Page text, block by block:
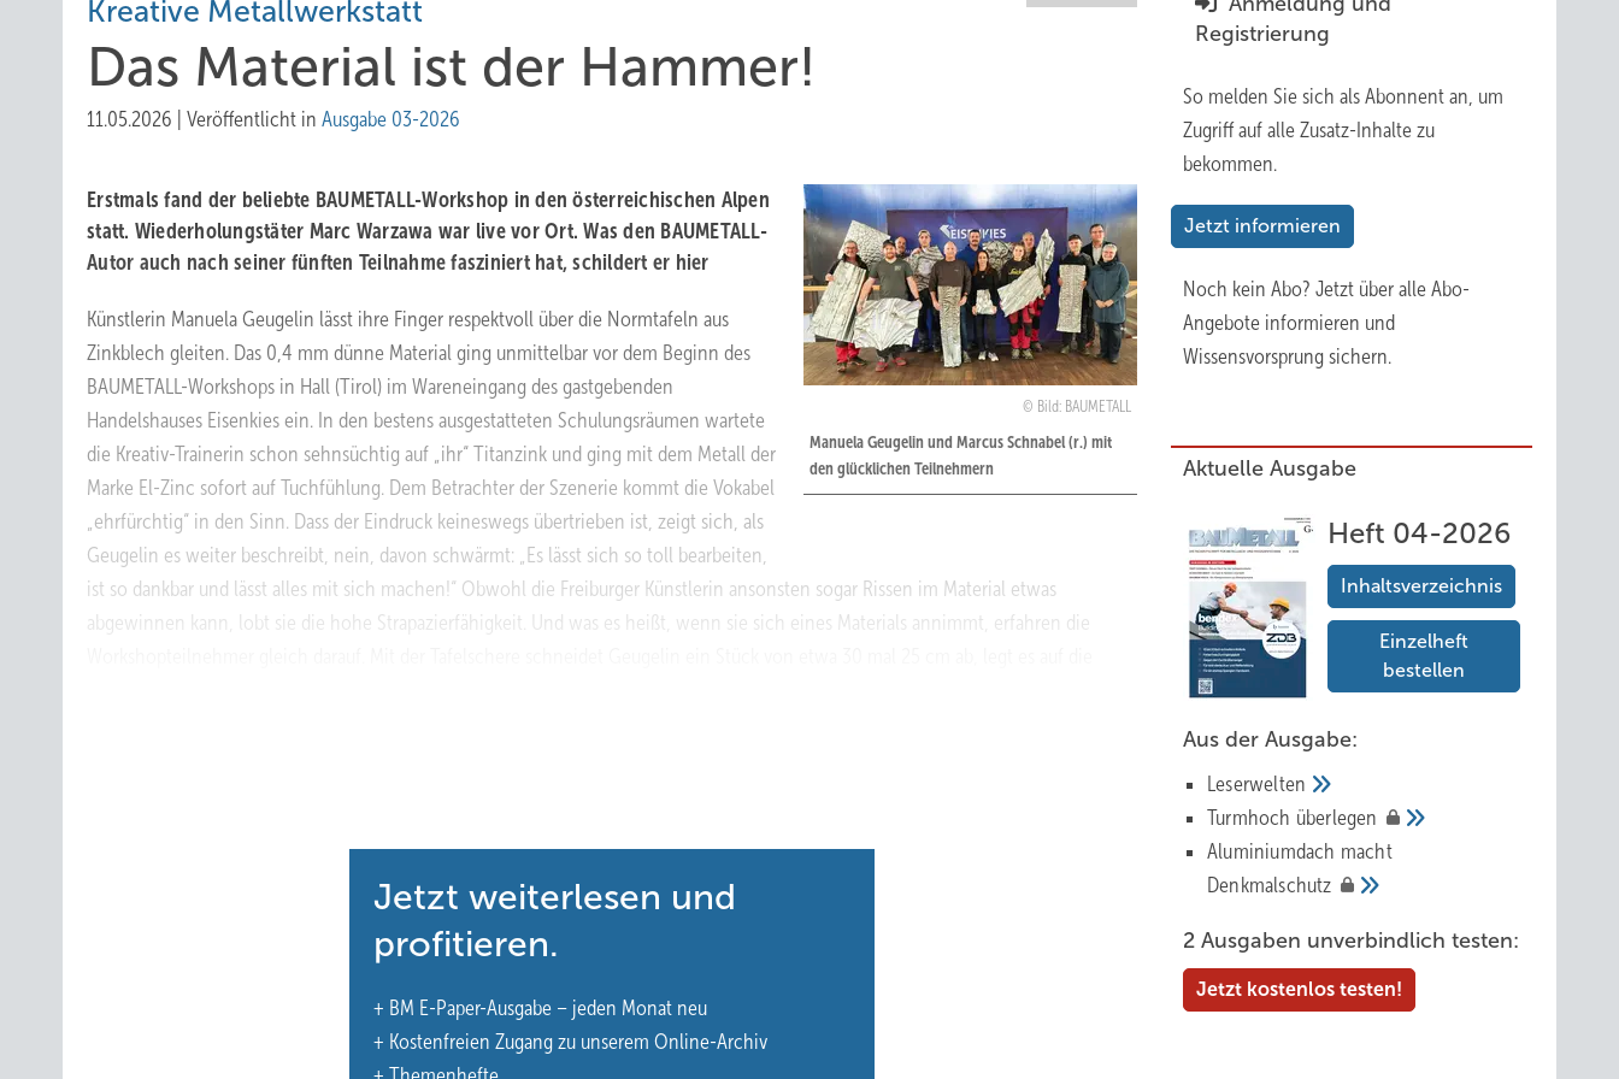
Kreative Metallwerkstatt
Das Material ist der Hammer!
11.05.2026 Veröffentlicht in Ausgabe 03-2026
Bild: BAUMETALL
Manuela Geugelin und Marcus Schnabel (r.) mit
den glücklichen Teilnehmern
Erstmals fand der beliebte BAUMETALL-Workshop in den österreichischen Alpen
statt. Wiederholungstäter Marc Warzawa war live vor Ort. Was den BAUMETALL-
Autor auch nach seiner fünften Teilnahme fasziniert hat, schildert er hier
Künstlerin Manuela Geugelin lässt ihre Finger respektvoll über die Normtafeln aus
Zinkblech gleiten. Das 0,4 mm dünne Material ging unmittelbar vor dem Beginn des
BAUMETALL-Workshops in Hall (Tirol) im Wareneingang des gastgebenden
Handelshauses Eisenkies ein. In den bestens ausgestatteten Schulungsräumen wartete
die Kreativ-Trainerin schon sehnsüchtig auf „ihr“ Titanzink und ging mit dem Metall der
Marke El-Zinc sofort auf Tuchfühlung. Dem Betrachter der Szenerie kommt die Vokabel
„ehrfürchtig“ in den Sinn. Dass der Eindruck keineswegs übertrieben ist, zeigt sich, als
Geugelin es weiter beschreibt, nein, davon schwärmt: „Es lässt sich so toll bearbeiten,
ist so dankbar und lässt alles mit sich machen!“ Obwohl die Freiburger Künstlerin ansonsten sogar Rissen im Material etwas
abgewinnen kann, lobt sie die hohe Strapazierfähigkeit. Und was es heißt, wenn sie sich eines Materials annimmt, erfahren die
Chaos mit System
Gastgeber Markus Felder (Prokurist, Eisenkies), Workshop-Organisator Andreas Buck (BAUMETALL-Chefredakteur) und Kursleiterin
er die Hintergründe der Materialherstellung und zeigt auf, wie durch außergewöhnliche ­Fassadengestaltung architektonische
Highlights entstehen. Der Name El-Zinc lässt Assoziationen zu „El Toro“, dem spanischen Stier, aufkeimen und die Spur ist in der Tat
Jetzt weiterlesen und
profitieren.
+ BM E-Paper-Ausgabe – jeden Monat neu
+ Kostenfreien Zugang zu unserem Online-Archiv
Registrierung
So melden Sie sich als Abonnent an, um
Zugriff auf alle Zusatz-Inhalte zu
bekommen.
Jetzt informieren
Noch kein Abo? Jetzt über alle Abo-
Angebote informieren und
Wissensvorsprung sichern.
Aktuelle Ausgabe
Heft 04-2026
Inhaltsverzeichnis
Einzelheft
bestellen
Aus der Ausgabe:
Leserwelten
Tur mhoch überlegen
Aluminiumdach macht
Denkmalschutz
2 Ausgaben unverbindlich testen:
Jetzt kostenlos testen!